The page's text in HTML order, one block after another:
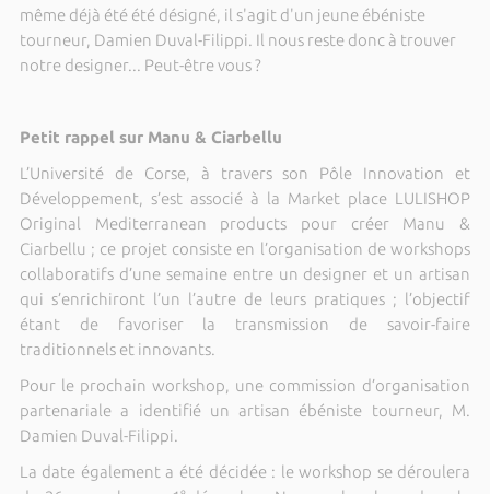
même déjà été été désigné, il s'agit d'un jeune ébéniste
tourneur, Damien Duval-Filippi. Il nous reste donc à trouver
notre designer... Peut-être vous ?
Petit rappel sur Manu & Ciarbellu
L’Université de Corse, à travers son Pôle Innovation et
Développement, s’est associé à la Market place LULISHOP
Original Mediterranean products pour créer Manu &
Ciarbellu ; ce projet consiste en l’organisation de workshops
collaboratifs d’une semaine entre un designer et un artisan
qui s’enrichiront l’un l’autre de leurs pratiques ; l’objectif
étant de favoriser la transmission de savoir-faire
traditionnels et innovants.
Pour le prochain workshop, une commission d’organisation
partenariale a identifié un artisan ébéniste tourneur, M.
Damien Duval-Filippi.
La date également a été décidée : le workshop se déroulera